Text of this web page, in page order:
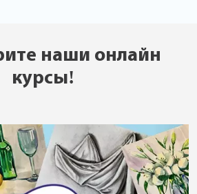
наши онлайн
курсы!